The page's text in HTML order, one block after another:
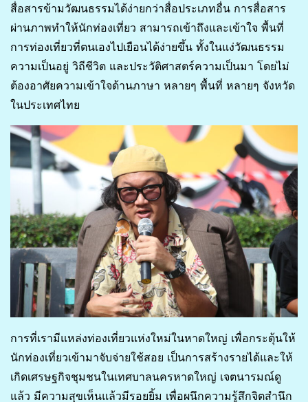
สื่อสารข้ามวัฒนธรรมได้ง่ายกว่าสื่อประเภทอื่น การสื่อสาร
ผ่านภาพทำให้นักท่องเที่ยว สามารถเข้าถึงและเข้าใจ พื้นที่
การท่องเที่ยวที่ตนเองไปเยือนได้ง่ายขึ้น ทั้งในแง่วัฒนธรรม
ความเป็นอยู่ วิถีชีวิต และประวัติศาสตร์ความเป็นมา โดยไม่
ต้องอาศัยความเข้าใจด้านภาษา หลายๆ พื้นที่ หลายๆ จังหวัด
ในประเทศไทย
การที่เรามีแหล่งท่องเที่ยวแห่งใหม่ในหาดใหญ่ เพื่อกระตุ้นให้
นักท่องเที่ยวเข้ามาจับจ่ายใช้สอย เป็นการสร้างรายได้และให้
เกิดเศรษฐกิจชุมชนในเทศบาลนครหาดใหญ่ เจตนารมณ์ดู
แล้ว มีความสุขเห็นแล้วมีรอยยิ้ม เพื่อผนึกความรู้สึกจิตสำนึก